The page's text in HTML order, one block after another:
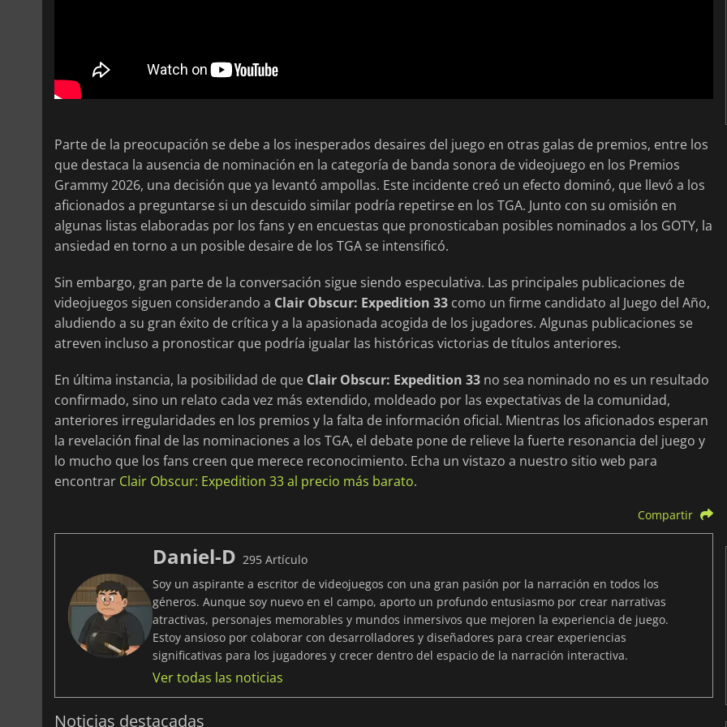
Parte de la preocupación se debe a los inesperados desaires del juego en otras galas de premios, entre los
que destaca la ausencia de nominación en la categoría de banda sonora de videojuego en los Premios
Grammy 2026, una decisión que ya levantó ampollas. Este incidente creó un efecto dominó, que llevó a los
aficionados a preguntarse si un descuido similar podría repetirse en los TGA. Junto con su omisión en
algunas listas elaboradas por los fans y en encuestas que pronosticaban posibles nominados a los GOTY, la
ansiedad en torno a un posible desaire de los TGA se intensificó.
Sin embargo, gran parte de la conversación sigue siendo especulativa. Las principales publicaciones de
videojuegos siguen considerando a Clair Obscur: Expedition 33 como un firme candidato al Juego del Año,
aludiendo a su gran éxito de crítica y a la apasionada acogida de los jugadores. Algunas publicaciones se
atreven incluso a pronosticar que podría igualar las históricas victorias de títulos anteriores.
En última instancia, la posibilidad de que Clair Obscur: Expedition 33 no sea nominado no es un resultado
confirmado, sino un relato cada vez más extendido, moldeado por las expectativas de la comunidad,
anteriores irregularidades en los premios y la falta de información oficial. Mientras los aficionados esperan
la revelación final de las nominaciones a los TGA, el debate pone de relieve la fuerte resonancia del juego y
lo mucho que los fans creen que merece reconocimiento. Echa un vistazo a nuestro sitio web para
encontrar Clair Obscur: Expedition 33 al precio más barato.
Compartir
Daniel-D 295 Artículo
Soy un aspirante a escritor de videojuegos con una gran pasión por la narración en todos los
géneros. Aunque soy nuevo en el campo, aporto un profundo entusiasmo por crear narrativas
atractivas, personajes memorables y mundos inmersivos que mejoren la experiencia de juego.
Estoy ansioso por colaborar con desarrolladores y diseñadores para crear experiencias
significativas para los jugadores y crecer dentro del espacio de la narración interactiva.
Ver todas las noticias
Noticias destacadas